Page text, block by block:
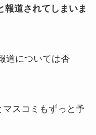
報道されてしまいま
については否
マスコミもずっと予